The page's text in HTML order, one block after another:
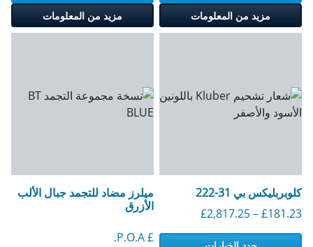
مزيد من المعلومات
مزيد من المعلومات
كلوبربليكس بي 31-222
£181.23
–
£2,817.25 النطاق السعري: 181.23 جنيهًا إسترلينيًا إلى 2817.25 جنيهًا إسترلينيًا
ميلرز مضاد للتجمد جبال الألب
الأزرق
£ P.O.A.